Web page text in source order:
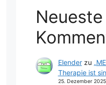
Neueste
Elenderzu
Therapie ist
25. Dezember 2025